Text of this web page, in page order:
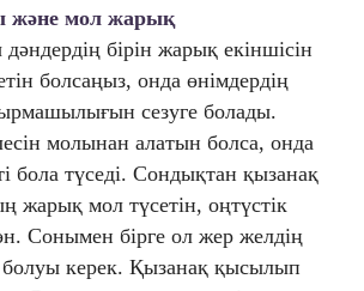
мол жарық
бірін жарық екіншісін
болсаңыз, онда өнімдердің
сезуге болады.
молынан алатын болса, онда
бола түседі. Сондықтан қызанақ
жарық мол түсетін, оңтүстік
Сонымен бірге ол жер желдің
болуы керек. Қызанақ қысылып